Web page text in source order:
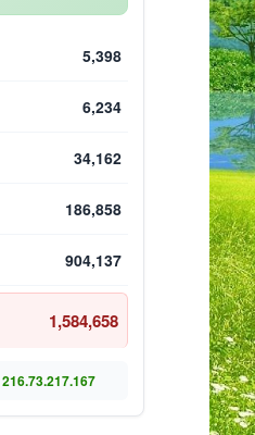
5,398
6,234
34,162
186,858
904,137
1,584,658
216.73.217.167